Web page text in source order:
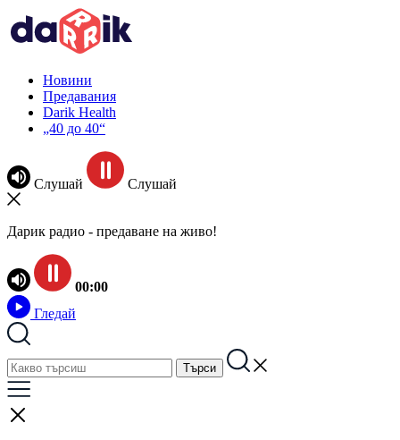
Новини
Предавания
Darik Health
„40 до 40“
Слушай Слушай
Дарик радио - предаване на живо!
00:00
Гледай